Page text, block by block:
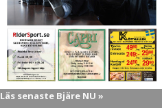
Läs senaste Bjäre NU »